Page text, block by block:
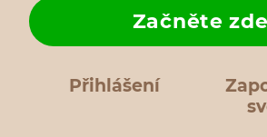
Přihlášení
Začněte